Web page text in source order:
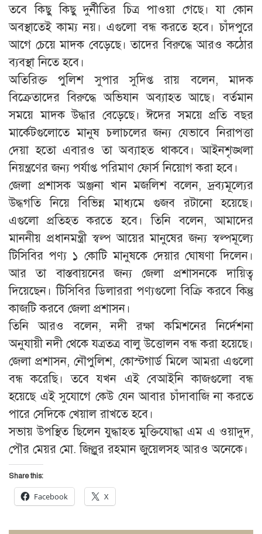
তবে কিছু কিছু দুর্নীতির চিত্র পাওয়া গেছে। যা কোন
অবস্থাতেই কাম্য নয়। এগুলো বন্ধ করতে হবে। চাঁদপুরে
আগে চেয়ে মাদক বেড়েছে। তাদের বিরুদ্ধে আরও কঠোর
ব্যবস্থা নিতে হবে।
অতিরিক্ত পুলিশ সুপার সুদিপ্ত রায় বলেন, মাদক
বিক্রেতাদের বিরুদ্ধে অভিযান অব্যাহত আছে। বর্তমান
সময়ে মাদক উদ্ধার বেড়েছে। ঈদের সময়ে প্রতি বছর
মার্কেটগুলোতে মানুষ চলাচলের জন্য যেভাবে নিরাপত্তা
দেয়া হতো এবারও তা অব্যাহত থাকবে। আইনশৃঙ্খলা
নিয়ন্ত্রণের জন্য পর্যাপ্ত পরিমাণ ফোর্স নিয়োগ করা হবে।
জেলা প্রশাসক অঞ্জনা খান মজলিশ বলেন, দ্রব্যমূল্যের
উদ্ধগতি নিয়ে বিভিন্ন মাধ্যমে গুজব রটানো হয়েছে।
এগুলো প্রতিহত করতে হবে। তিনি বলেন, আমাদের
মাননীয় প্রধানমন্ত্রী স্বল্প আয়ের মানুষের জন্য স্বল্পমূল্যে
টিসিবির পণ্য ১ কোটি মানুষকে দেয়ার ঘোষণা দিলেন।
আর তা বাস্তবায়নের জন্য জেলা প্রশাসনকে দায়িত্ব
দিয়েছেন। টিসিবির ডিলাররা পণ্যগুলো বিক্রি করবে কিন্তু
কাজটি করবে জেলা প্রশাসন।
তিনি আরও বলেন, নদী রক্ষা কমিশনের নির্দেশনা
অনুযায়ী নদী থেকে যত্রতত্র বালু উত্তোলন বন্ধ করা হয়েছে।
জেলা প্রশাসন, নৌপুলিশ, কোস্টগার্ড মিলে আমরা এগুলো
বন্ধ করেছি। তবে যখন এই বেআইনি কাজগুলো বন্ধ
হয়েছে এই সুযোগে কেউ যেন আবার চাঁদাবাজি না করতে
পারে সেদিকে খেয়াল রাখতে হবে।
সভায় উপস্থিত ছিলেন যুদ্ধাহত মুক্তিযোদ্ধা এম এ ওয়াদুদ,
পৌর মেয়র মো. জিল্লুর রহমান জুয়েলসহ আরও অনেকে।
Share this:
Facebook X